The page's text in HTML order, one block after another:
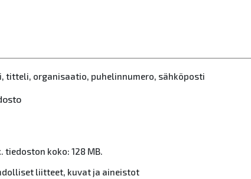
titteli, organisaatio, puhelinnumero, sähköposti
tiedoston koko: 128 MB.
liitteet, kuvat ja aineistot